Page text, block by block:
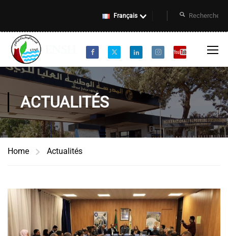
Français
ACTUALITÉS
Home Actualités